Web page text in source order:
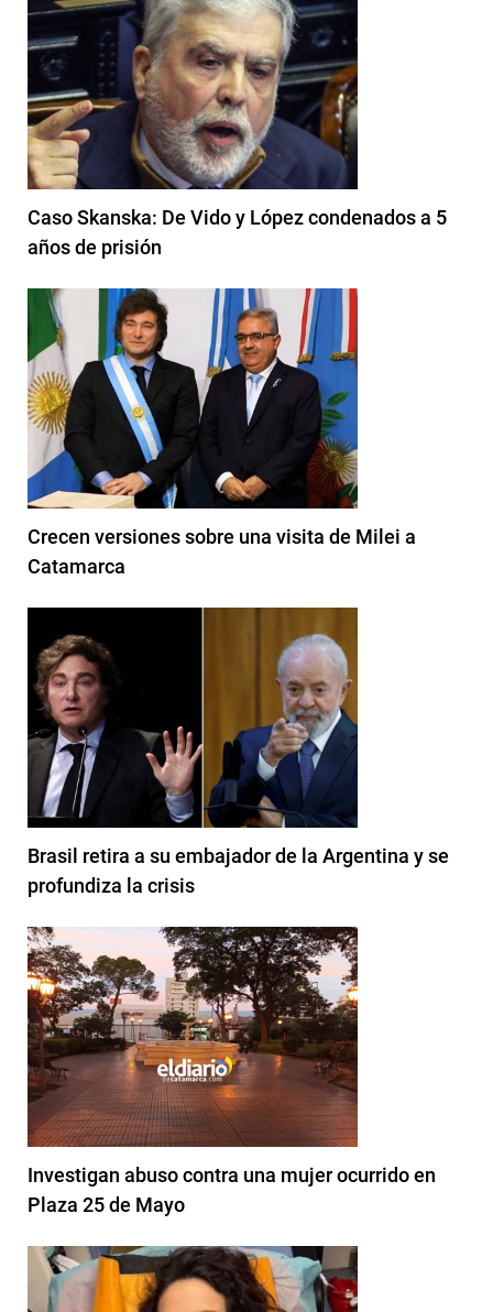
Caso Skanska: De Vido y López condenados a 5
años de prisión
Crecen versiones sobre una visita de Milei a
Catamarca
Brasil retira a su embajador de la Argentina y se
profundiza la crisis
Investigan abuso contra una mujer ocurrido en
Plaza 25 de Mayo